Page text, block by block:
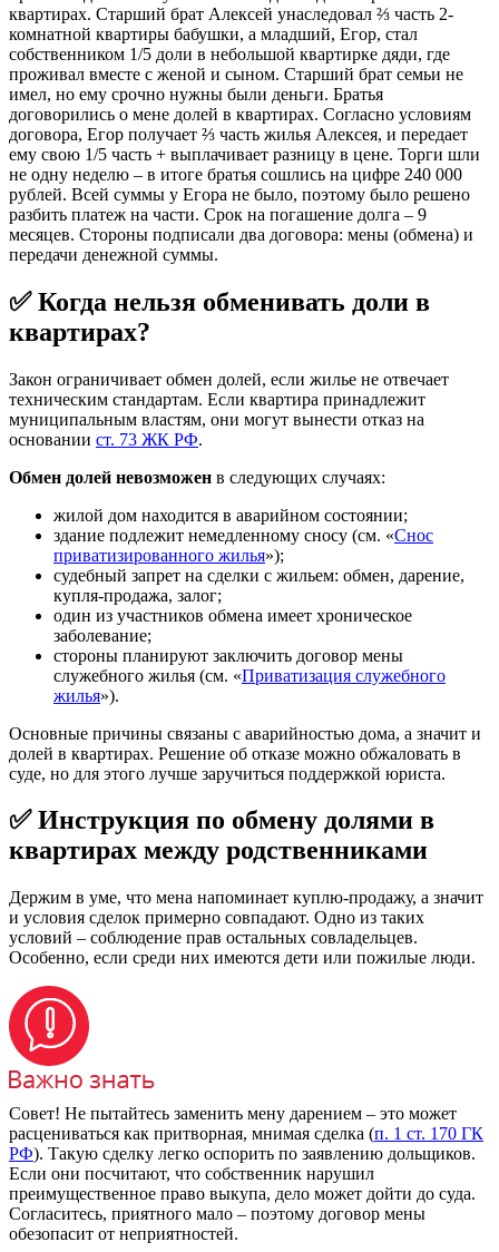
квартирах. Старший брат Алексей унаследовал ⅔ часть 2-
комнатной квартиры бабушки, а младший, Егор, стал
собственником 1/5 доли в небольшой квартирке дяди, где
проживал вместе с женой и сыном. Старший брат семьи не
имел, но ему срочно нужны были деньги. Братья
договорились о мене долей в квартирах. Согласно условиям
договора, Егор получает ⅔ часть жилья Алексея, и передает
ему свою 1/5 часть + выплачивает разницу в цене. Торги шли
не одну неделю – в итоге братья сошлись на цифре 240 000
рублей. Всей суммы у Егора не было, поэтому было решено
разбить платеж на части. Срок на погашение долга – 9
месяцев. Стороны подписали два договора: мены (обмена) и
передачи денежной суммы.
✅ Когда нельзя обменивать доли в
квартирах?
Закон ограничивает обмен долей, если жилье не отвечает
техническим стандартам. Если квартира принадлежит
муниципальным властям, они могут вынести отказ на
основании ст. 73 ЖК РФ.
Обмен долей невозможен в следующих случаях:
жилой дом находится в аварийном состоянии;
здание подлежит немедленному сносу (см. «Снос
приватизированного жилья»);
судебный запрет на сделки с жильем: обмен, дарение,
купля-продажа, залог;
один из участников обмена имеет хроническое
заболевание;
стороны планируют заключить договор мены
служебного жилья (см. «Приватизация служебного
жилья»).
Основные причины связаны с аварийностью дома, а значит и
долей в квартирах. Решение об отказе можно обжаловать в
суде, но для этого лучше заручиться поддержкой юриста.
✅ Инструкция по обмену долями в
квартирах между родственниками
Держим в уме, что мена напоминает куплю-продажу, а значит
и условия сделок примерно совпадают. Одно из таких
условий – соблюдение прав остальных совладельцев.
Особенно, если среди них имеются дети или пожилые люди.
Совет! Не пытайтесь заменить мену дарением – это может
расцениваться как притворная, мнимая сделка (п. 1 ст. 170 ГК
РФ). Такую сделку легко оспорить по заявлению дольщиков.
Если они посчитают, что собственник нарушил
преимущественное право выкупа, дело может дойти до суда.
Согласитесь, приятного мало – поэтому договор мены
обезопасит от неприятностей.